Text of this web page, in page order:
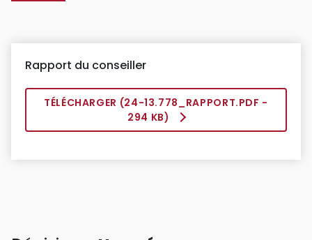
Rapport du conseiller
TÉLÉCHARGER (24-13.778_RAPPORT.PDF -
294 KB)